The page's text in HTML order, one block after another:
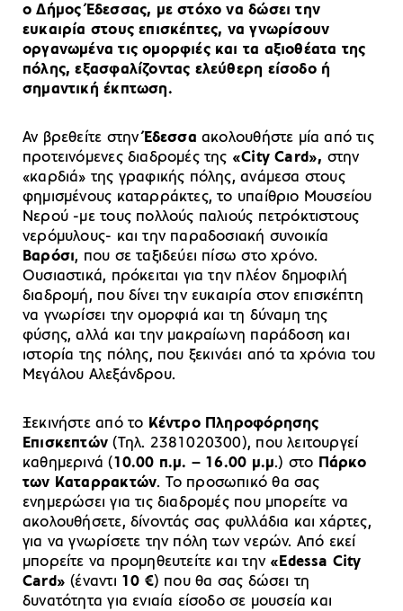
ο Δήμος Έδεσσας, με στόχο να δώσει την
ευκαιρία στους επισκέπτες, να γνωρίσουν
οργανωμένα τις ομορφιές και τα αξιοθέατα της
πόλης, εξασφαλίζοντας ελεύθερη είσοδο ή
σημαντική έκπτωση.
Αν βρεθείτε στηνΈδεσσα ακολουθήστε μία από τις
προτεινόμενες διαδρομές της «City Card», στην
«καρδιά» της γραφικής πόλης, ανάμεσα στους
φημισμένους καταρράκτες, το υπαίθριο Μουσείου
Νερού -με τους πολλούς παλιούς πετρόκτιστους
νερόμυλους- και την παραδοσιακή συνοικία
Βαρόσι, που σε ταξιδεύει πίσω στο χρόνο.
Ουσιαστικά, πρόκειται για την πλέον δημοφιλή
διαδρομή, που δίνει την ευκαιρία στον επισκέπτη
να γνωρίσει την ομορφιά και τη δύναμη της
φύσης, αλλά και την μακραίωνη παράδοση και
ιστορία της πόλης, που ξεκινάει από τα χρόνια του
Μεγάλου Αλεξάνδρου.
Ξεκινήστε από το Κέντρο Πληροφόρησης
Επισκεπτών (Τηλ. 2381020300), που λειτουργεί
καθημερινά (10.00 π.μ. – 16.00 μ.μ.) στο Πάρκο
των Καταρρακτών. Το προσωπικό θα σας
ενημερώσει για τις διαδρομές που μπορείτε να
ακολουθήσετε, δίνοντάς σας φυλλάδια και χάρτες,
για να γνωρίσετε την πόλη των νερών. Από εκεί
μπορείτε να προμηθευτείτε και την«Edessa City
Card»(έναντι 10 €) που θα σας δώσει τη
δυνατότητα για ενιαία είσοδο σε μουσεία και